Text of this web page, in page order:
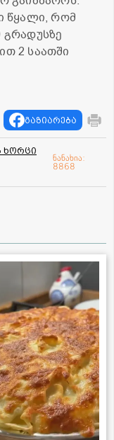
წყალი, რომ
2 საათში
გაზიარება
ხორცი
ნანახია:
8868